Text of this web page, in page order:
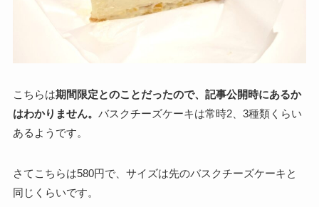
こちらは期間限定とのことだったので、記事公開時にあるか
はわかりません。 バスクチーズケーキは常時2、3種類くらい
あるようです。
さてこちらは580円で、サイズは先のバスクチーズケーキと
同じくらいです。